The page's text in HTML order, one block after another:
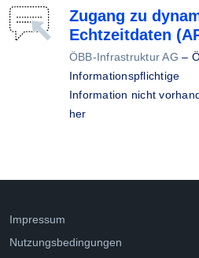
Zugang zu
Echtzeitdaten
ÖBB-Infrastruktur AG –
Informationspflichtige
Information nicht
her
Impressum
Nutzungsbedingungen